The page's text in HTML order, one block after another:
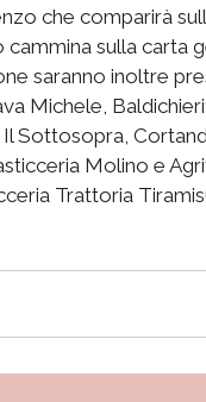
che comparirà
sulla carta
saranno inoltre
Michele,
Sottosopra,
Molino e
Trattoria